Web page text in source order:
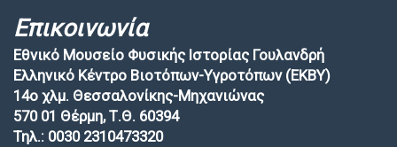
Επικοινωνία
Εθνικό Μουσείο Φυσικής Ιστορίας Γουλανδρή
Ελληνικό Κέντρο Βιοτόπων-Υγροτόπων (EKBY)
14ο χλμ. Θεσσαλονίκης-Μηχανιώνας
570 01 Θέρμη, Τ.Θ. 60394
Τηλ.: 0030 2310473320